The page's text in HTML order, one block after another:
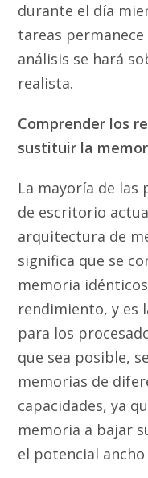
durante el día
tareas
análisis se hará
realista.
Comprender los
sustituir la
La mayoría de
de escritorio
arquitectura de
significa que se
memoria
rendimiento, y es
para los
que sea posible,
memorias de
capacidades, ya
memoria a bajar
el potencial ancho